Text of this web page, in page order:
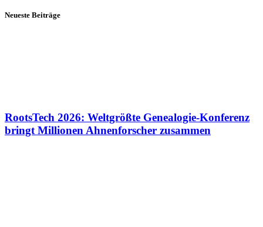
Neueste Beiträge
RootsTech 2026: Weltgrößte Genealogie-Konferenz
bringt Millionen Ahnenforscher zusammen